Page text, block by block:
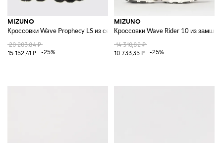
MIZUNO
Кроссовки Wave Prophecy LS из сетки и резины
20 203,84 ₽
15 152,41 ₽
-25%
MIZUNO
Кроссовки Wave Rider 10 из замши
14 310,82 ₽
10 733,35 ₽
-25%